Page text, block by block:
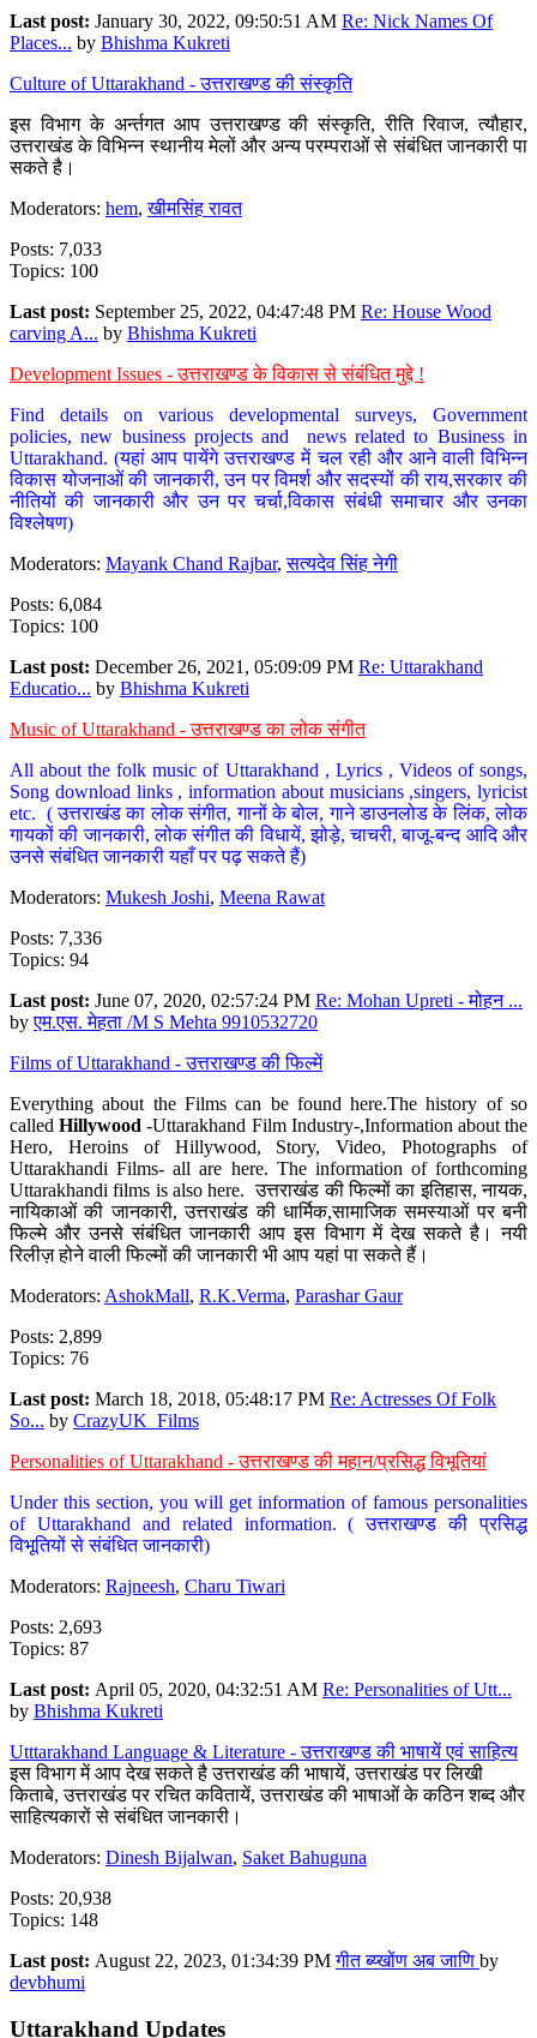
Last post: January 30, 2022, 09:50:51 AM Re: Nick Names Of
Places... by Bhishma Kukreti
Culture of Uttarakhand - उत्तराखण्ड की संस्कृति
इस विभाग के अर्न्तगत आप उत्तराखण्ड की संस्कृति, रीति रिवाज, त्यौहार,
उत्तराखंड के विभिन्न स्थानीय मेलों और अन्य परम्पराओं से संबंधित जानकारी पा
सकते है।
Moderators: hem,खीमसिंह रावत
Posts: 7,033
Topics: 100
Last post: September 25, 2022, 04:47:48 PM Re: House Wood
carving A... by Bhishma Kukreti
Development Issues - उत्तराखण्ड के विकास से संबंधित मुद्दे !
Find details on various developmental surveys, Government
policies, new business projects and news related to Business in
Uttarakhand. (यहां आप पायेंगे उत्तराखण्ड में चल रही और आने वाली विभिन्न
विकास योजनाओं की जानकारी, उन पर विमर्श और सदस्यों की राय,सरकार की
नीतियों की जानकारी और उन पर चर्चा,विकास संबंधी समाचार और उनका
विश्लेषण)
Moderators: Mayank Chand Rajbar,सत्यदेव सिंह नेगी
Posts: 6,084
Topics: 100
Last post: December 26, 2021, 05:09:09 PM Re: Uttarakhand
Educatio... by Bhishma Kukreti
Music of Uttarakhand - उत्तराखण्ड का लोक संगीत
All about the folk music of Uttarakhand , Lyrics , Videos of songs,
Song download links , information about musicians ,singers, lyricist
etc. ( उत्तराखंड का लोक संगीत, गानों के बोल, गाने डाउनलोड के लिंक, लोक
गायकों की जानकारी, लोक संगीत की विधायें, झोड़े, चाचरी, बाजू-बन्द आदि और
उनसे संबंधित जानकारी यहाँ पर पढ़ सकते हैं)
Moderators: Mukesh Joshi, Meena Rawat
Posts: 7,336
Topics: 94
Last post: June 07, 2020, 02:57:24 PM Re: Mohan Upreti - मोहन ...
byएम.एस. मेहता /M S Mehta 9910532720
Films of Uttarakhand - उत्तराखण्ड की फिल्में
Everything about the Films can be found here.The history of so
calledHillywood-Uttarakhand Film Industry-,Information about the
Hero, Heroins of Hillywood, Story, Video, Photographs of
Uttarakhandi Films- all are here. The information of forthcoming
Uttarakhandi films is also here. उत्तराखंड की फिल्मों का इतिहास, नायक,
नायिकाओं की जानकारी, उत्तराखंड की धार्मिक,सामाजिक समस्याओं पर बनी
फिल्मे और उनसे संबंधित जानकारी आप इस विभाग में देख सकते है। नयी
रिलीज़ होने वाली फिल्मों की जानकारी भी आप यहां पा सकते हैं।
Moderators: AshokMall, R.K.Verma, Parashar Gaur
Posts: 2,899
Topics: 76
Last post: March 18, 2018, 05:48:17 PM Re: Actresses Of Folk
So... by CrazyUK_Films
Personalities of Uttarakhand - उत्तराखण्ड की महान/प्रसिद्ध विभूतियां
Under this section, you will get information of famous personalities
of Uttarakhand and related information. ( उत्तराखण्ड की प्रसिद्ध
विभूतियों से संबंधित जानकारी)
Moderators: Rajneesh, Charu Tiwari
Posts: 2,693
Topics: 87
Last post: April 05, 2020, 04:32:51 AM Re: Personalities of Utt...
by Bhishma Kukreti
Utttarakhand Language & Literature - उत्तराखण्ड की भाषायें एवं साहित्य
इस विभाग में आप देख सकते है उत्तराखंड की भाषायें, उत्तराखंड पर लिखी
किताबे, उत्तराखंड पर रचित कवितायें, उत्तराखंड की भाषाओं के कठिन शब्द और
साहित्यकारों से संबंधित जानकारी।
Moderators: Dinesh Bijalwan, Saket Bahuguna
Posts: 20,938
Topics: 148
Last post: August 22, 2023, 01:34:39 PMगीत ब्य्खोंण अब जाणि by
devbhumi
Uttarakhand Updates